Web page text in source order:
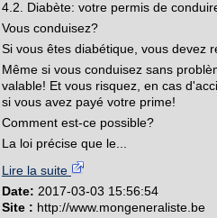
4.2. Diabète: votre permis de
Vous conduisez?
Si vous êtes diabétique, vous devez
Même si vous conduisez sans
valable! Et vous risquez, en cas
si vous avez payé votre prime!
Comment est-ce possible?
La loi précise que le...
Lire la suite
Date: 2017-03-03 15:56:54
Site : http://www.mongeneraliste.be